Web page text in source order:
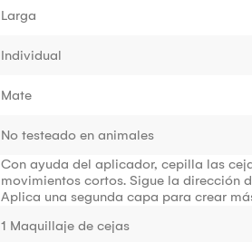
Larga
Individual
Mate
No testeado en animales
Con ayuda del aplicador, cepilla las
movimientos cortos. Sigue la dirección
Aplica una segunda capa para crear
1 Maquillaje de cejas